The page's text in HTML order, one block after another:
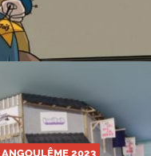
ANGOULÊME 2023